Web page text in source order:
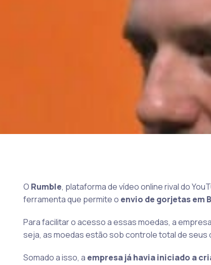
O Rumble, plataforma de vídeo online rival do
ferramenta que permite o envio de gorjetas em
Para facilitar o acesso a essas moedas, a
seja, as moedas estão sob controle total de
Somado a isso, a empresa já havia iniciado a